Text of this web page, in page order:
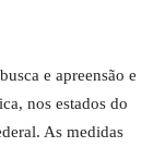
e apreensão e
nos estados do
As medidas